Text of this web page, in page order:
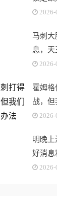
战2026-
马刺大
息，天
2026-
霍姆
战，
2026-
明晚
好消息
红2026-